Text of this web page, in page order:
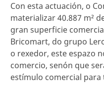
Con esta actuación, o
materializar 40.887 m²
gran superficie
Bricomart, do grupo
o rexedor, este espazo
comercio, senón que
estímulo comercial para